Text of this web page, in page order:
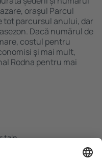
oraşul Parcul
tot parcursul anului, dar
Dacă numărul de
costul pentru
şi mai mult,
Rodna pentru mai
tale.